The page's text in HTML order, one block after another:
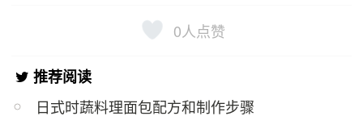
0人点赞
推荐阅读
日式时蔬料理面包配方和制作步骤